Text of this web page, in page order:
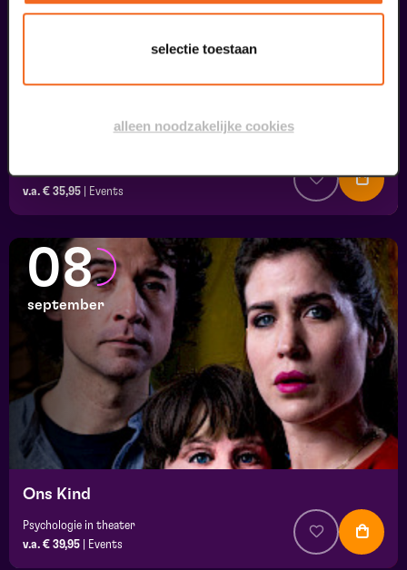
selectie toestaan
alleen noodzakelijke cookies
Dementie in theater
v.a. € 35,95
Events
08
september
Ons Kind
Psychologie in theater
v.a. € 39,95
Events